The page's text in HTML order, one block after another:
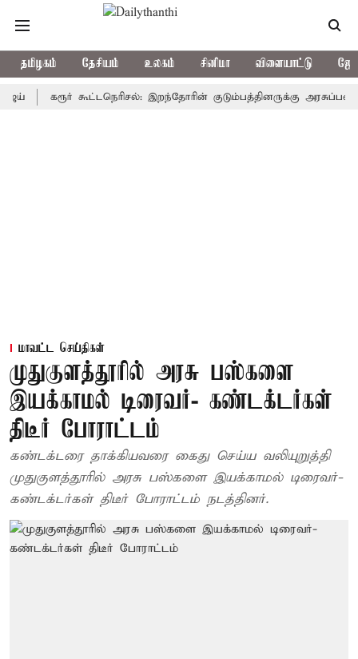
தமிழகம் தேசியம் உலகம் சினிமா விளையாட்டு
கரூர் கூட்டநெரிசல்: இறந்தோரின் குடும்பத்தினருக்கு அரசுப்பணி
மாவட்ட செய்திகள்
முதுகுளத்தூரில் அரசு பஸ்களை
இயக்காமல் டிரைவர்- கண்டக்டர்கள்
திடீர் போராட்டம்
கண்டக்டரை தாக்கியவரை கைது செய்ய வலியுறுத்தி
முதுகுளத்தூரில் அரசு பஸ்களை இயக்காமல் டிரைவர்-
கண்டக்டர்கள் திடீர் போராட்டம் நடத்தினர்.